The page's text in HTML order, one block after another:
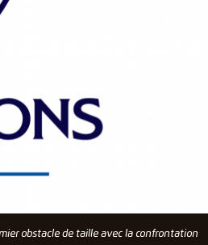
obstacle de taille avec la confrontation